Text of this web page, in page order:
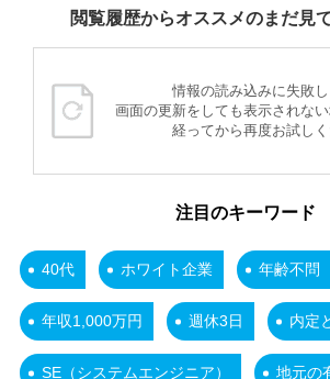
閲覧履歴からオススメのまだ見
情報の読み込みに失敗し
画面の更新をしても表示されな
経ってから再度お試しく
注目のキーワード
40代 ホワイト企業 年齢不問
年収1,000万円 週休3日 内定
SE（システムエンジニア） 地元の